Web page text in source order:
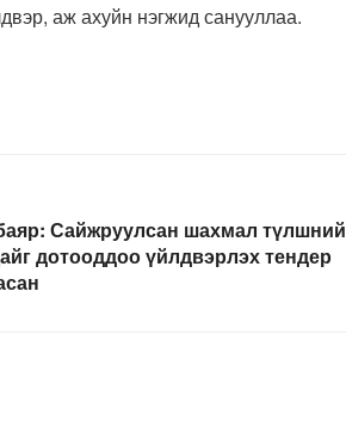
аж ахуйн нэгжид санууллаа.
Сайжруулсан шахмал түлшний
дотооддоо үйлдвэрлэх тендер